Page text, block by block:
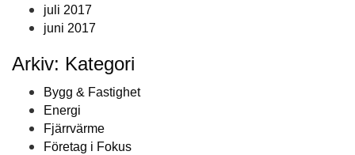
juli 2017
juni 2017
Arkiv: Kategori
Bygg & Fastighet
Energi
Fjärrvärme
Företag i Fokus